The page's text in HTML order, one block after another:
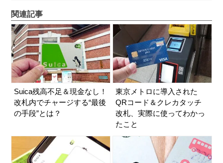
関連記事
Suica残高不足＆現金なし！
改札内でチャージする“最後
の手段”とは？
東京メトロに導入された
QRコード＆クレカタッチ
改札、実際に使ってわかっ
たこと